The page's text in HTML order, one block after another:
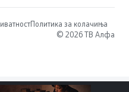
Политика за колачиња
© 2026 ТВ Алфа